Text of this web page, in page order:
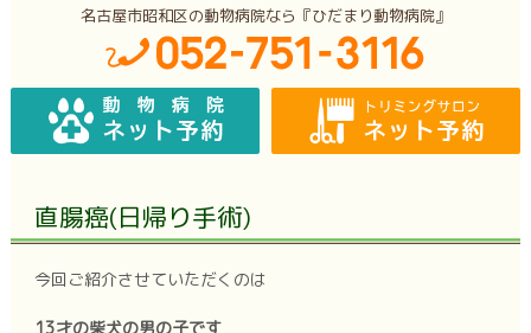
名古屋市昭和区の動物病院なら『ひだまり動物病院』
直腸癌(日帰り手術)
今回ご紹介させていただくのは
13才の柴犬の男の子です